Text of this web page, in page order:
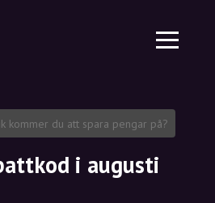
i augusti